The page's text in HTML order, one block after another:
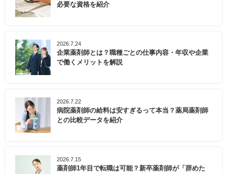
必要な資格を紹介
2026.7.24
企業薬剤師とは？職種ごとの仕事内容・年収や企業
で働くメリットを解説
2026.7.22
病院薬剤師の給料は安すぎるって本当？薬局薬剤師
との比較データを紹介
2026.7.15
薬剤師1年目で転職は可能？新卒薬剤師が「辞めた